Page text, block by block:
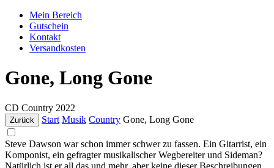
Mein Bereich
Gutschein
Kontakt
Versandkosten
Gone, Long Gone
CD Country 2022
Zurück Start Musik Country Gone, Long Gone
Steve Dawson war schon immer schwer zu fassen. Ein Gitarrist, ein
Komponist, ein gefragter musikalischer Wegbereiter und Sideman?
Natürlich ist er all das und mehr, aber keine dieser Beschreibungen